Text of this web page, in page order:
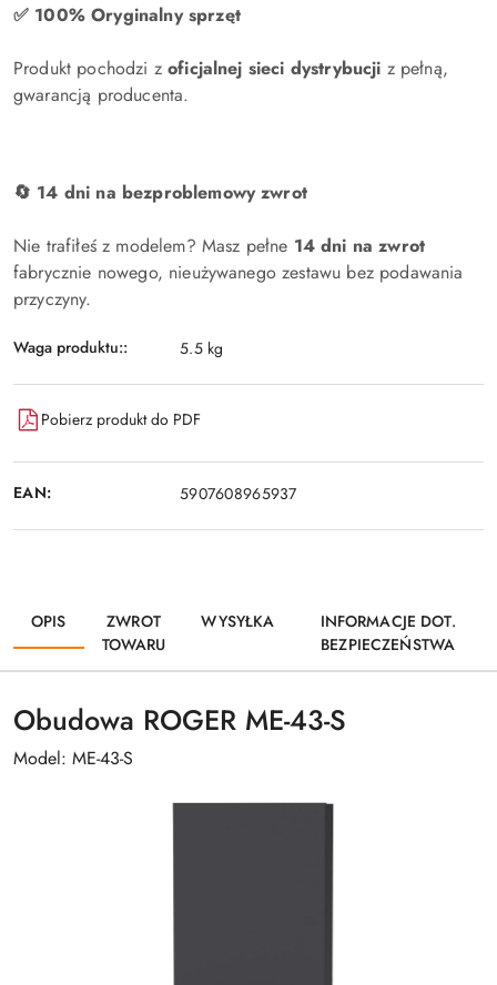
✅ 100% Oryginalny sprzęt
Produkt pochodzi zoficjalnej sieci dystrybucji z pełną,
gwarancją producenta.
🔄 14 dni na bezproblemowy zwrot
Nie trafiłeś z modelem? Masz pełne 14 dni na zwrot
fabrycznie nowego, nieużywanego zestawu bez podawania
przyczyny.
Waga produktu:: 5.5 kg
Pobierz produkt do PDF
EAN: 5907608965937
OPIS
ZWROT
TOWARU
WYSYŁKA
INFORMACJE DOT.
BEZPIECZEŃSTWA
Obudowa ROGER ME-43-S
Model: ME-43-S